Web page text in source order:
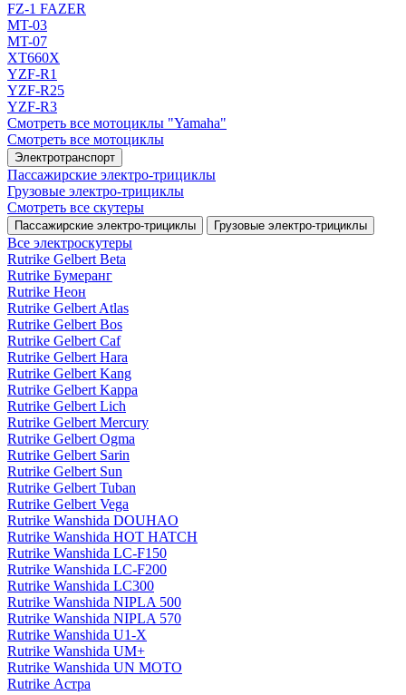
FZ-1 FAZER
MT-03
MT-07
XT660X
YZF-R1
YZF-R25
YZF-R3
Смотреть все мотоциклы "Yamaha"
Смотреть все мотоциклы
Электротранспорт
Пассажирские электро‑трициклы
Грузовые электро‑трициклы
Смотреть все скутеры
Пассажирские электро‑трициклы Грузовые электро‑трициклы
Все электро­скутеры
Rutrike Gelbert Beta
Rutrike Бумеранг
Rutrike Неон
Rutrike Gelbert Atlas
Rutrike Gelbert Bos
Rutrike Gelbert Caf
Rutrike Gelbert Hara
Rutrike Gelbert Kang
Rutrike Gelbert Kappa
Rutrike Gelbert Lich
Rutrike Gelbert Mercury
Rutrike Gelbert Ogma
Rutrike Gelbert Sarin
Rutrike Gelbert Sun
Rutrike Gelbert Tuban
Rutrike Gelbert Vega
Rutrike Wanshida DOUHAO
Rutrike Wanshida HOT HATCH
Rutrike Wanshida LC-F150
Rutrike Wanshida LC-F200
Rutrike Wanshida LC300
Rutrike Wanshida NIPLA 500
Rutrike Wanshida NIPLA 570
Rutrike Wanshida U1-X
Rutrike Wanshida UM+
Rutrike Wanshida UN MOTO
Rutrike Астра